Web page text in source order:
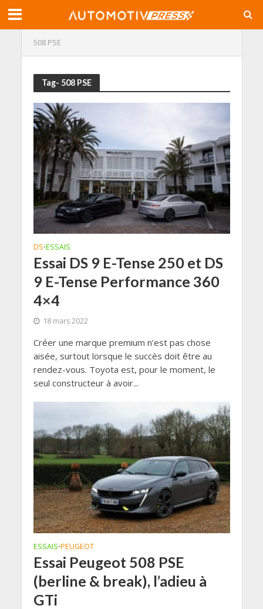
508 PSE
Tag- 508 PSE
DS•ESSAIS
Essai DS 9 E-Tense 250 et DS
9 E-Tense Performance 360
4×4
18 mars 2022
Créer une marque premium n’est pas chose
aisée, surtout lorsque le succès doit être au
rendez-vous. Toyota est, pour le moment, le
seul constructeur à avoir...
ESSAIS•PEUGEOT
Essai Peugeot 508 PSE
(berline & break), l’adieu à
GTi